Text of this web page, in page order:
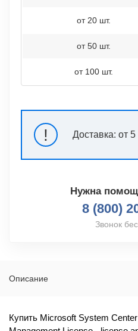
от 20 шт.
от 50 шт.
от 100 шт.
! Доставка: от
Нужна
8 (800)
Звонок
Описание
Купить Microsoft System